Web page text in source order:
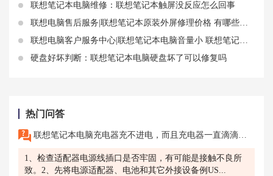
联想笔记本电脑维修：联想笔记本触屏没反应怎么回事
联想电脑售后服务|联想笔记本原装外屏修理价格 有哪些影响因素
联想电脑客户服务中心|联想笔记本电脑音量小 联想笔记本声音变小了怎么办
硬盘好坏判断：联想笔记本电脑硬盘坏了可以修复吗
热门问答
联想笔记本电脑充电器充不进电，而且充电器一直滴滴滴的响是怎么回事？
1、检查适配器电源线插口是否牢固，有可能是接触不良所
致。2、先将电源适配器、电池和其它外接设备例US...